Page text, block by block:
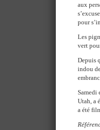
aux
pour
Les
vert
Depuis
indou
Samedi
Utah, a
a été